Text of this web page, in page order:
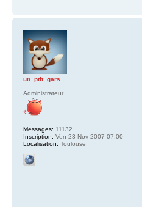
un_ptit_gars
Administrateur
Messages: 11132
Inscription: Ven 23 Nov 2007 07:00
Localisation: Toulouse